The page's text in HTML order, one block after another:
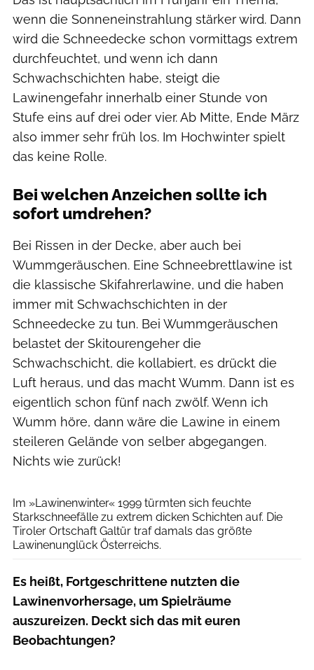
wenn die Sonneneinstrahlung stärker wird. Dann
wird die Schneedecke schon vormittags extrem
durchfeuchtet, und wenn ich dann
Schwachschichten habe, steigt die
Lawinengefahr innerhalb einer Stunde von
Stufe eins auf drei oder vier. Ab Mitte, Ende März
also immer sehr früh los. Im Hochwinter spielt
das keine Rolle.
Bei welchen Anzeichen sollte ich
sofort umdrehen?
Bei Rissen in der Decke, aber auch bei
Wummgeräuschen. Eine Schneebrettlawine ist
die klassische Skifahrerlawine, und die haben
immer mit Schwachschichten in der
Schneedecke zu tun. Bei Wummgeräuschen
belastet der Skitourengeher die
Schwachschicht, die kollabiert, es drückt die
Luft heraus, und das macht Wumm. Dann ist es
eigentlich schon fünf nach zwölf. Wenn ich
Wumm höre, dann wäre die Lawine in einem
steileren Gelände von selber abgegangen.
Nichts wie zurück!
Im »Lawinenwinter« 1999 türmten sich feuchte
Starkschneefälle zu extrem dicken Schichten auf. Die
Tiroler Ortschaft Galtür traf damals das größte
Lawinenunglück Österreichs.
Es heißt, Fortgeschrittene nutzten die
Lawinenvorhersage, um Spielräume
auszureizen. Deckt sich das mit euren
Beobachtungen?